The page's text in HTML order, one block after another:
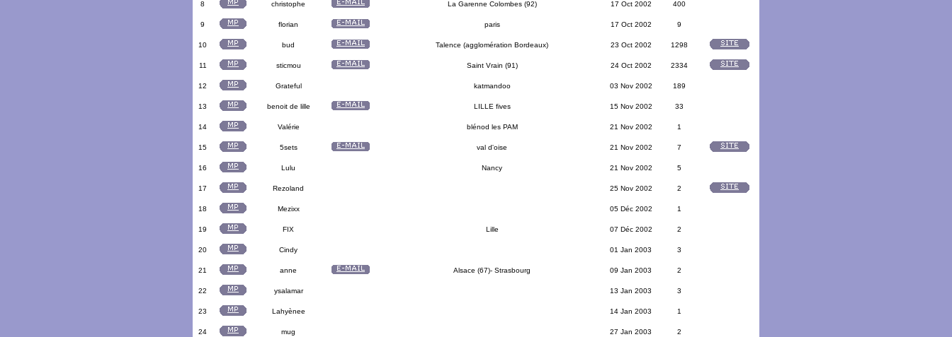
8 christophe La Garenne Colombes (92) 17 Oct 2002 400
9 florian paris 17 Oct 2002 9
10 bud Talence (agglomération Bordeaux) 23 Oct 2002 1298
11 sticmou Saint Vrain (91) 24 Oct 2002 2334
12 Grateful katmandoo 03 Nov 2002 189
13 benoit de lille LILLE fives 15 Nov 2002 33
14 Valérie blénod les PAM 21 Nov 2002 1
15 5sets val d'oise 21 Nov 2002 7
16 Lulu Nancy 21 Nov 2002 5
17 Rezoland 25 Nov 2002 2
18 Mezixx 05 Déc 2002 1
19 FIX Lille 07 Déc 2002 2
20 Cindy 01 Jan 2003 3
21 anne Alsace (67)- Strasbourg 09 Jan 2003 2
22 ysalamar 13 Jan 2003 3
23 Lahyènee 14 Jan 2003 1
24 mug 27 Jan 2003 2